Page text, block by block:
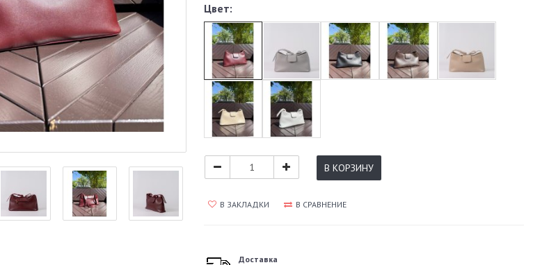
Цвет:
В КОРЗИНУ
В ЗАКЛАДКИ В СРАВНЕНИЕ
Доставка